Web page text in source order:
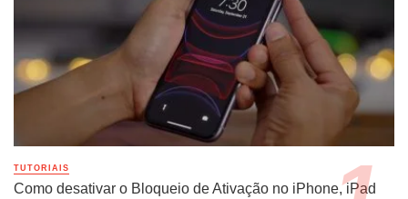
TUTORIAIS
Como desativar o Bloqueio de Ativação no iPhone, iPad